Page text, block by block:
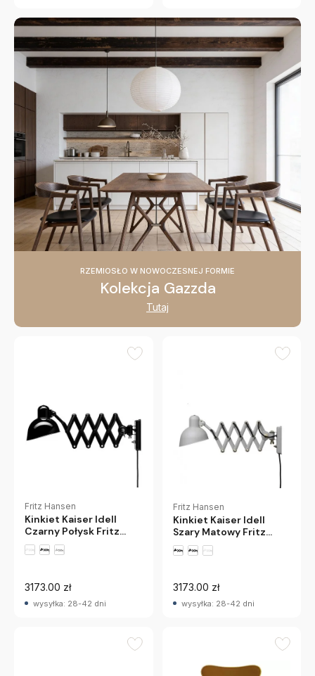
RZEMIOSŁO W NOWOCZESNEJ FORMIE
Kolekcja Gazzda
Tutaj
Fritz Hansen
Kinkiet Kaiser Idell
Czarny Połysk Fritz
Hansen
3173.00 zł
wysyłka: 28-42 dni
Fritz Hansen
Kinkiet Kaiser Idell
Szary Matowy Fritz
Hansen
3173.00 zł
wysyłka: 28-42 dni